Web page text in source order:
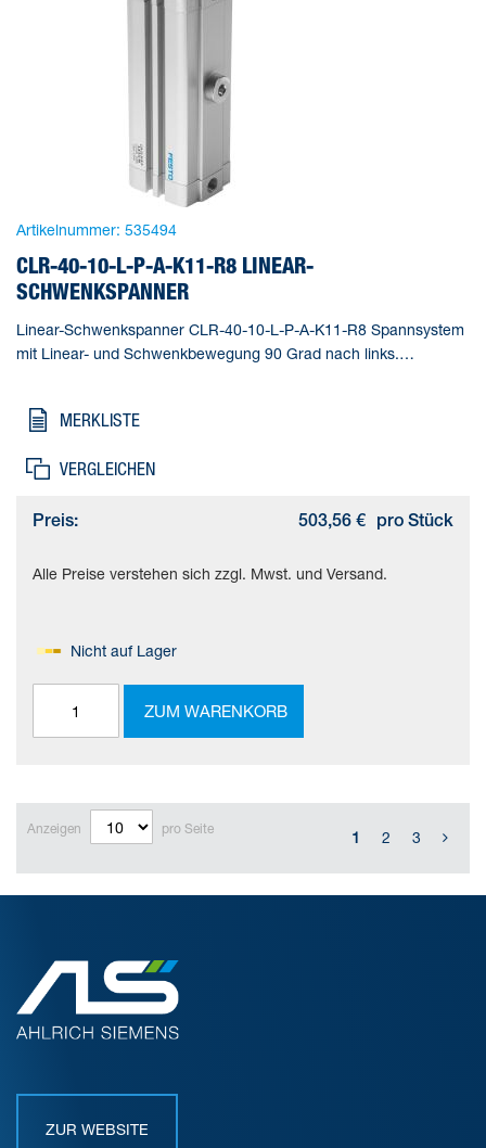
Artikelnummer: 535494
CLR-40-10-L-P-A-K11-R8 LINEAR-
SCHWENKSPANNER
Linear-Schwenkspanner CLR-40-10-L-P-A-K11-R8 Spannsystem
mit Linear- und Schwenkbewegung 90 Grad nach links.
Durchmesser=40 mm, Kolbenstangengewinde=M8,
MERKLISTE
VERGLEICHEN
Preis: 503,56 € pro Stück
Alle Preise verstehen sich zzgl. Mwst. und Versand.
Nicht auf Lager
ZUM WARENKORB
Anzeigen pro Seite 1 2 3
ZUR WEBSITE